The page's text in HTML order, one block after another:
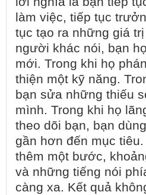
làm việc, tiếp tục
tục tạo ra những giá
người khác nói, bạn
mới. Trong khi họ
thiện một kỹ năng.
bạn sửa những thiếu
mình. Trong khi họ
theo dõi bạn, bạn
gần hơn đến mục
thêm một bước,
và những tiếng nói
càng xa. Kết quả